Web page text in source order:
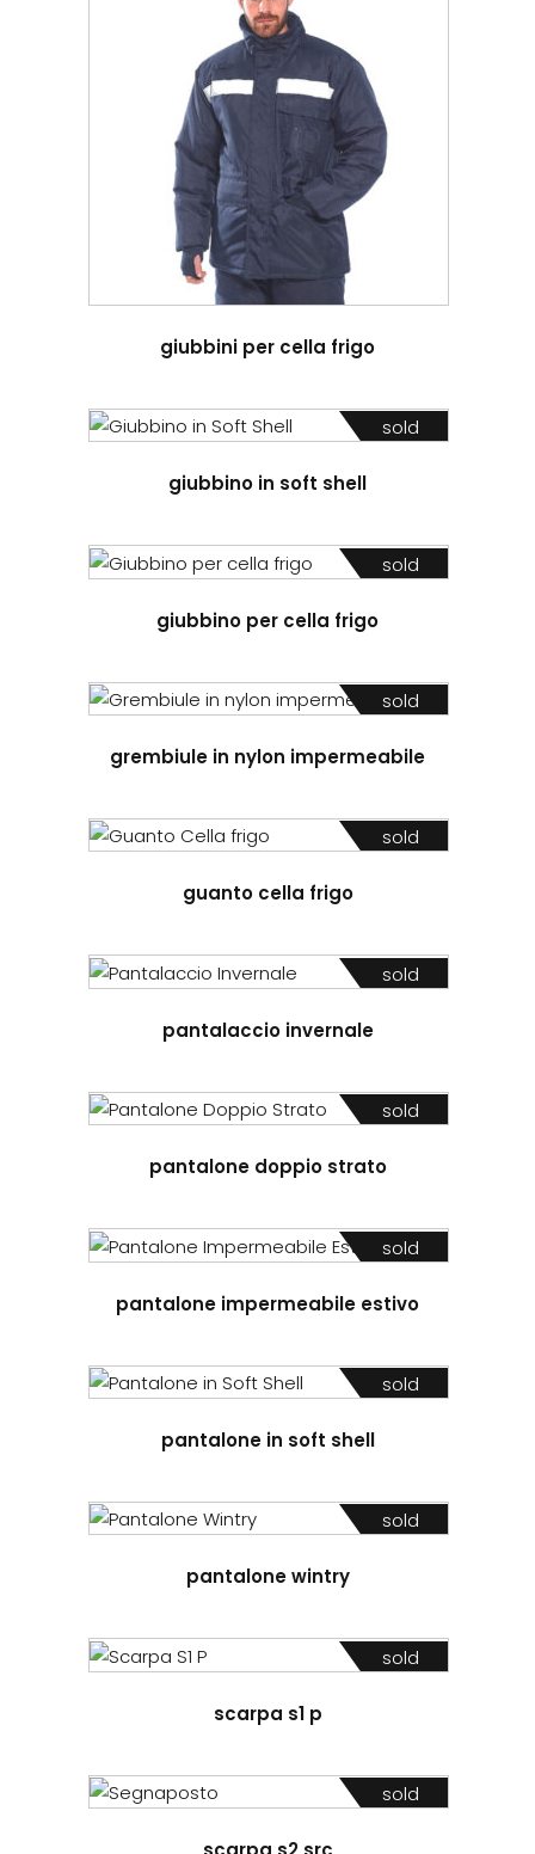
giubbini per cella frigo
sold
giubbino in soft shell
sold
giubbino per cella frigo
sold
grembiule in nylon impermeabile
sold
guanto cella frigo
sold
pantalaccio invernale
sold
pantalone doppio strato
sold
pantalone impermeabile estivo
sold
pantalone in soft shell
sold
pantalone wintry
sold
scarpa s1 p
sold